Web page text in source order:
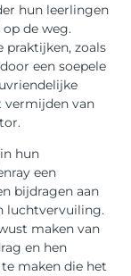
hun leerlingen
de weg.
praktijken, zoals
een soepele
vermijden van
hun
een
bijdragen aan
luchtvervuiling.
maken van
en hen
maken die het